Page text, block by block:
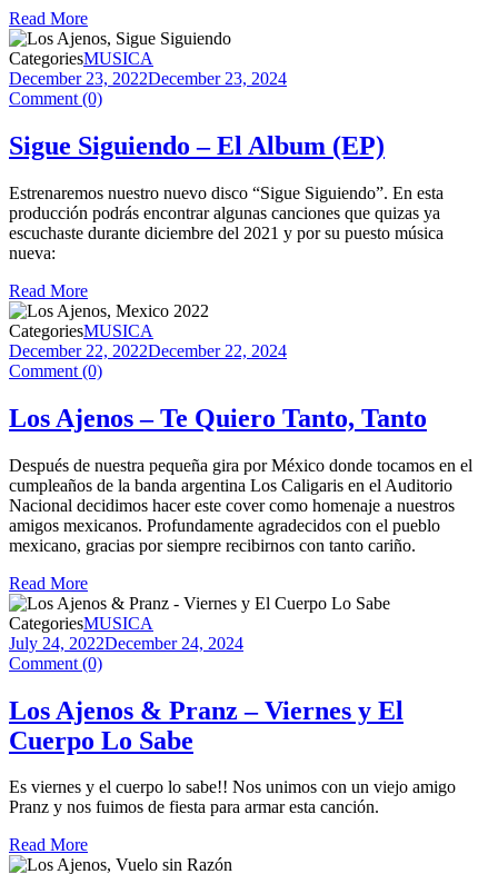
Read More
CategoriesMUSICA
December 23, 2022December 23, 2024
Comment (0)
Sigue Siguiendo – El Album (EP)
Estrenaremos nuestro nuevo disco “Sigue Siguiendo”. En esta
producción podrás encontrar algunas canciones que quizas ya
escuchaste durante diciembre del 2021 y por su puesto música
nueva:
Read More
CategoriesMUSICA
December 22, 2022December 22, 2024
Comment (0)
Los Ajenos – Te Quiero Tanto, Tanto
Después de nuestra pequeña gira por México donde tocamos en el
cumpleaños de la banda argentina Los Caligaris en el Auditorio
Nacional decidimos hacer este cover como homenaje a nuestros
amigos mexicanos. Profundamente agradecidos con el pueblo
mexicano, gracias por siempre recibirnos con tanto cariño.
Read More
CategoriesMUSICA
July 24, 2022December 24, 2024
Comment (0)
Los Ajenos & Pranz – Viernes y El
Cuerpo Lo Sabe
Es viernes y el cuerpo lo sabe!! Nos unimos con un viejo amigo
Pranz y nos fuimos de fiesta para armar esta canción.
Read More